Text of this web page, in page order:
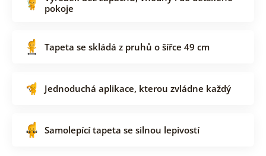
pokoje
Tapeta se skládá z pruhů o šířce 49 cm
Jednoduchá aplikace, kterou zvládne každý
Samolepící tapeta se silnou lepivostí